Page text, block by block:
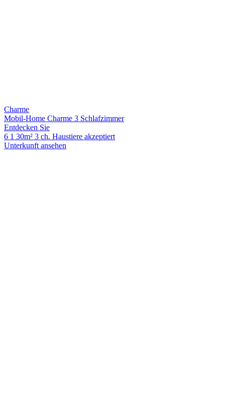
Charme
Mobil-Home Charme 3 Schlafzimmer
Entdecken Sie
6 1 30m² 3 ch. Haustiere akzeptiert
Unterkunft ansehen